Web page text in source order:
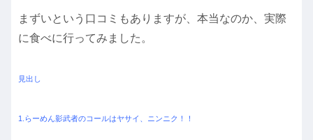
まずいという口コミもありますが、本当なのか、実際
に食べに行ってみました。
見出し
1.らーめん影武者のコールはヤサイ、ニンニク！！